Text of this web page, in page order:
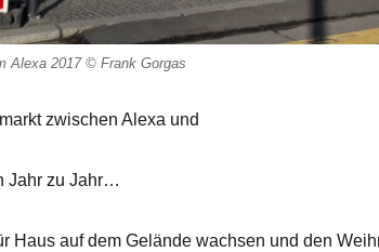
Alexa 2017 © Frank Gorgas
zwischen Alexa und
Jahr zu Jahr…
Haus auf dem Gelände wachsen und den